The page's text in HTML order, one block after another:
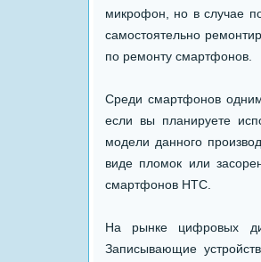
микрофон, но в случае
самостоятельно
по ремонту смартфонов.
Среди смартфонов
если вы планируете
модели данного
виде пломок или
смартфонов HTC.
На рынке цифровых
Записывающие